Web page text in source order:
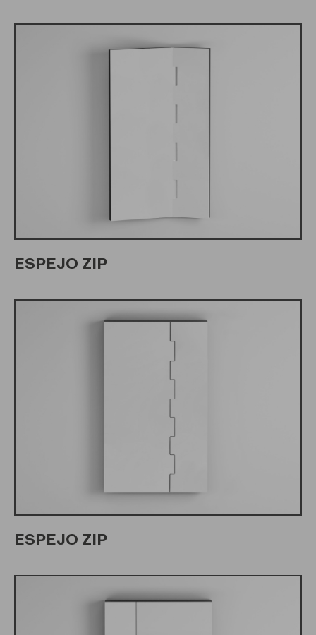
ESPEJO ZIP
ESPEJO ZIP